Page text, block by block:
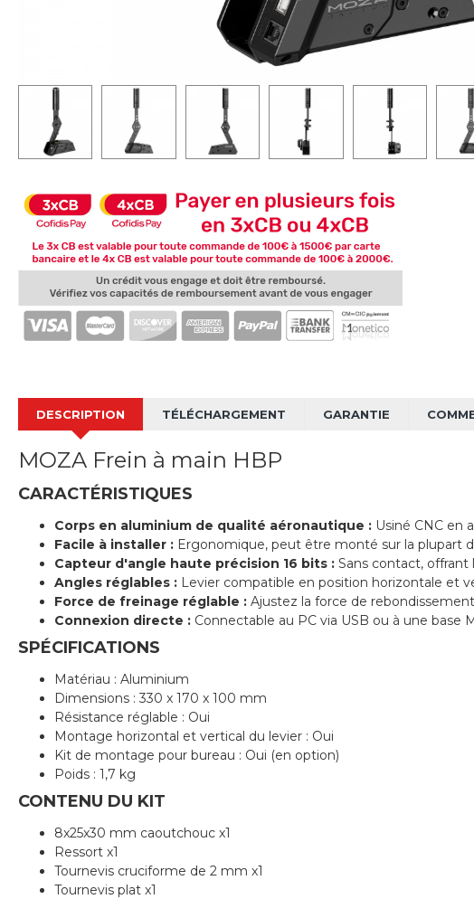
DESCRIPTION TÉLÉCHARGEMENT GARANTIE
MOZA Frein à main HBP
CARACTÉRISTIQUES
Corps en aluminium de qualité aéronautique : Usiné CNC en
Facile à installer : Ergonomique, peut être monté sur la plupart
Capteur d'angle haute précision 16 bits : Sans contact,
Angles réglables : Levier compatible en position horizontale et
Force de freinage réglable : Ajustez la force de
Connexion directe : Connectable au PC via USB ou à une base
SPÉCIFICATIONS
Matériau : Aluminium
Dimensions : 330 x 170 x 100 mm
Résistance réglable : Oui
Montage horizontal et vertical du levier : Oui
Kit de montage pour bureau : Oui (en option)
Poids : 1,7 kg
CONTENU DU KIT
8x25x30 mm caoutchouc x1
Ressort x1
Tournevis cruciforme de 2 mm x1
Tournevis plat x1